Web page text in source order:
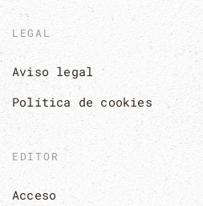
LEGAL
Aviso legal
Política de cookies
EDITOR
Acceso